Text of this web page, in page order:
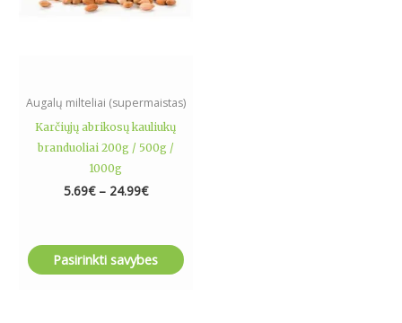
Augalų milteliai (supermaistas)
Karčiųjų abrikosų kauliukų
branduoliai 200g / 500g /
1000g
5.69€ – 24.99€
Pasirinkti savybes
may
product
page